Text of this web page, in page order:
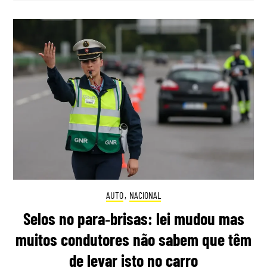
AUTO, NACIONAL
Selos no para‑brisas: lei mudou mas
muitos condutores não sabem que têm
de levar isto no carro